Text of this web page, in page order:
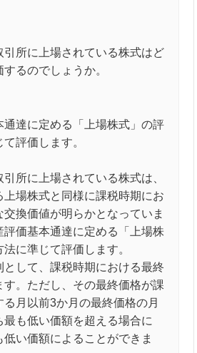
引所に上場されている株式はど
るのでしょうか。
通達に定める「上場株式」の評
評価します。
所に上場されている株式は、
上場株式と同様に課税時期にお
交換価値が明らかとなっていま
評価基本通達に定める「上場株
に準じて評価します。
して、課税時期における最終
す。ただし、その最終価格が課
る月以前3か月の最終価格の月
最も低い価額を超える場合に
低い価額によることができま